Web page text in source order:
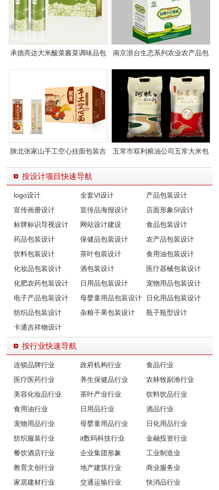
承德亮达大米酸菜酱菜调味品包
南京浙台生态系列农业农产品包
陕北张家山手工空心挂面包装吉
五常市双利粮油公司五常大米包
按设计项目快速导航
logo设计 全套VI设计
产品包装设计
宣传画册设计
宣传品海报设计
店面形象SI设计
标牌标识导视设计
网站设计建设
食品包装设计
药品包装设计
保健品包装设计
农产品包装设计
饮料包装设计
茶叶包装设计
食用油包装设计
化妆品包装设计
酒包装设计
医疗器械包装设计
化肥农药包装设计
日用品包装设计
宠物用品包装设计
电子产品包装设计
母婴童用品包装设计
日化用品包装设计
纺织品包装设计
杂粮干果包装设计
瓶子瓶型设计
卡通吉祥物设计
按行业快速导航
连锁品牌行业 政府机构行业
食品行业
医疗医药行业
养生保健品行业
农林牧副渔行业
美容化妆品行业
茶叶产业行业
饮料饮品行业
食用油行业
日用品行业
酒品行业
宠物用品行业
母婴童用品行业
日化用品行业
纺织服装行业
it数码科技行业
金融投资行业
餐饮酒店行业
企业集团形象
工业制造业
教育文创行业
地产建筑行业
商业服务业
家居建材行业
交通运输行业 快消品行业